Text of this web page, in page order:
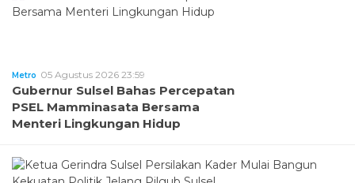
Metro 05 Agustus 2026 23:59
Gubernur Sulsel Bahas Percepatan
PSEL Mamminasata Bersama
Menteri Lingkungan Hidup